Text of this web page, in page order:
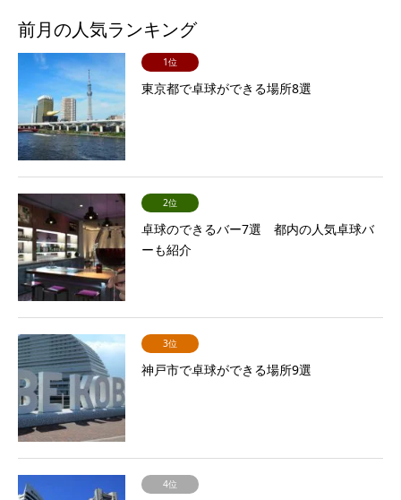
前月の人気ランキング
1位
東京都で卓球ができる場所8選
2位
卓球のできるバー7選 都内の人気卓球バ
ーも紹介
3位
神戸市で卓球ができる場所9選
4位